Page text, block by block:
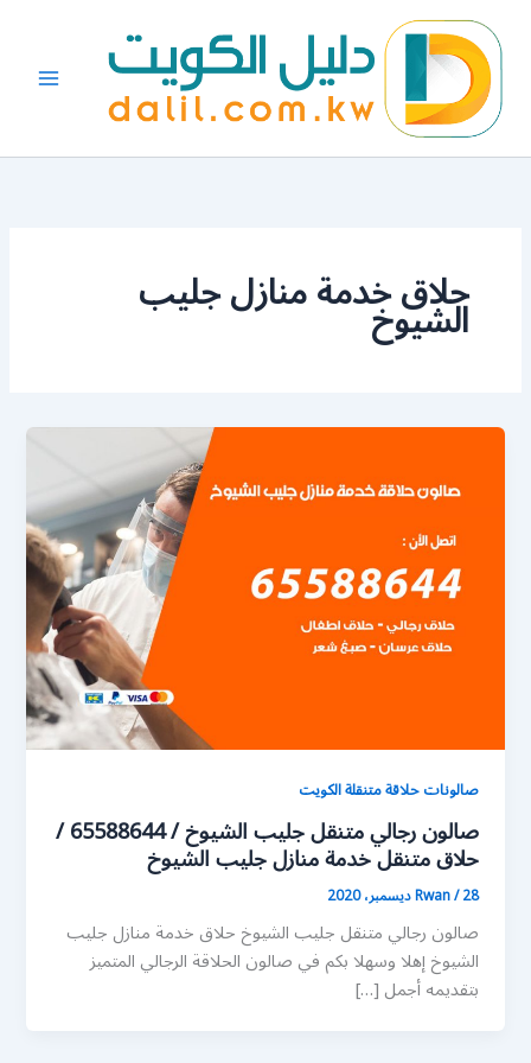
المحتوى
حلاق خدمة منازل جليب
الشيوخ
صالونات حلاقة متنقلة الكويت
صالون رجالي متنقل جليب الشيوخ / 65588644 /
حلاق متنقل خدمة منازل جليب الشيوخ
Rwan/28 ديسمبر، 2020
صالون رجالي متنقل جليب الشيوخ حلاق خدمة منازل جليب
الشيوخ إهلا وسهلا بكم في صالون الحلاقة الرجالي المتميز
بتقديمه أجمل […]